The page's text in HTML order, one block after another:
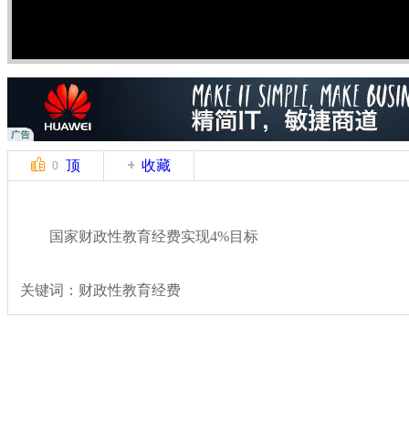
0 顶 收藏
国家财政性教育经费实现4%目标
关键词：财政性教育经费